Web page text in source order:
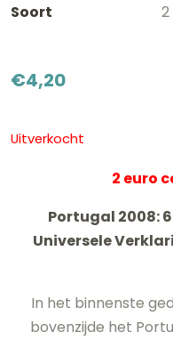
Soort
€4,20
Uitverkocht
2 euro
Portugal 2008:
Universele
In het binnenste
bovenzijde het